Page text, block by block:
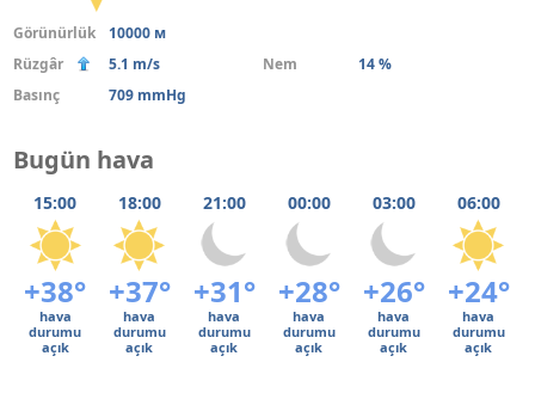
Görünürlük
10000 м
Rüzgâr
5.1 m/s Nem
14 %
Basınç
709 mmHg
Bugün hava
15:00 18:00 21:00 00:00 03:00 06:00
+38° +37° +31° +28° +26° +24°
hava
durumu
açık
hava
durumu
açık
hava
durumu
açık
hava
durumu
açık
hava
durumu
açık
hava
durumu
açık